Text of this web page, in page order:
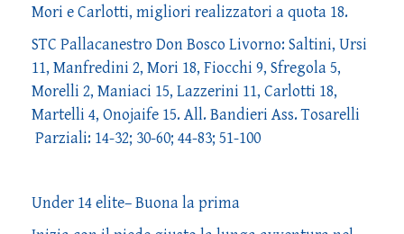
Mori e Carlotti, migliori realizzatori a quota 18.
STC Pallacanestro Don Bosco Livorno: Saltini, Ursi
11, Manfredini 2, Mori 18, Fiocchi 9, Sfregola 5,
Morelli 2, Maniaci 15, Lazzerini 11, Carlotti 18,
Martelli 4, Onojaife 15. All. Bandieri Ass. Tosarelli
Parziali: 14-32; 30-60; 44-83; 51-100
Under 14 elite– Buona la prima